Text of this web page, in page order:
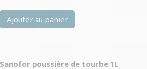
Ajouter au panier
Sanofor poussière de tourbe 1L